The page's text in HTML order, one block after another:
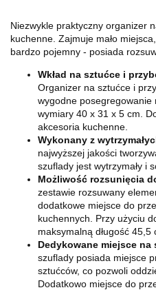
Niezwykle praktyczny organizer
kuchenne. Zajmuje mało
bardzo pojemny - posiada
Wkład na sztućce i
Organizer na sztućce i
wygodne posegregowanie
wymiary 40 x 31 x 5 cm.
akcesoria kuchenne.
Wykonany z
najwyższej jakości
szuflady jest wytrzymały i
Możliwość rozsunięcia
zestawie rozsuwany
dodatkowe miejsce do
kuchennych. Przy użyciu
maksymalną długość 45,5
Dedykowane miejsce na
szuflady posiada miejsce
sztućców, co pozwoli
Dodatkowo miejsce do